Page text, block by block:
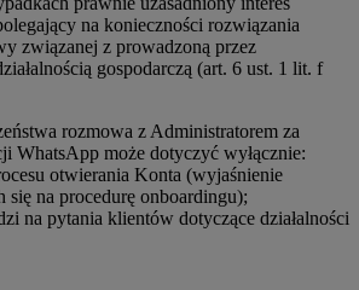
na konieczności rozwiązania
związanej z prowadzoną przez
gospodarczą (art. 6 ust. 1 lit. f
rozmowa z Administratorem za
WhatsApp może dotyczyć wyłącznie:
otwierania Konta (wyjaśnienie
się na procedurę onboardingu);
na pytania klientów dotyczące działalności